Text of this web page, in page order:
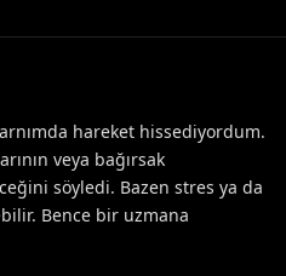
hareket hissediyordum.
veya bağırsak
söyledi. Bazen stres ya da
Bence bir uzmana